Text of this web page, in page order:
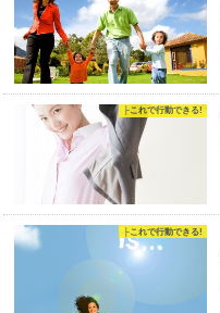
├これで行動できる!
├これで行動できる!